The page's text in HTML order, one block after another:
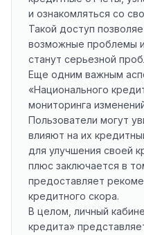
и ознакомляться со
Такой доступ
возможные проблемы
станут серьезной
Еще одним важным
«Национального
мониторинга
Пользователи могут
влияют на их
для улучшения своей
плюс заключается в
предоставляет
кредитного скора.
В целом, личный
кредита»